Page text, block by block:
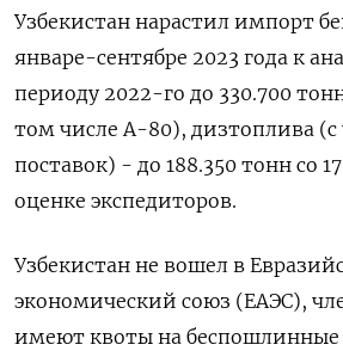
Узбекистан нарастил импорт
январе-сентябре 2023 года к
периоду 2022-го до 330.700
том числе А-80), дизтоплива (с
поставок) - до 188.350 тонн со
оценке экспедиторов.
Узбекистан не вошел в
экономический союз (ЕАЭС),
имеют квоты на беспошлинные